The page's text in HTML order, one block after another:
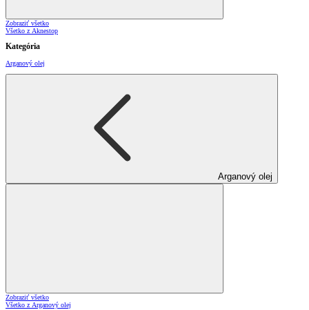
Zobraziť všetko
Všetko z Aknestop
Kategória
Arganový olej
Arganový olej
Zobraziť všetko
Všetko z Arganový olej